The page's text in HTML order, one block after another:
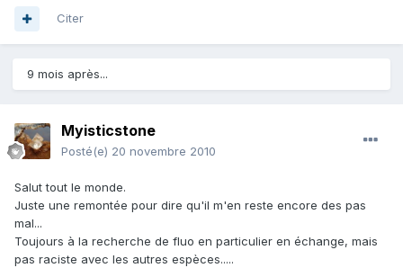
Citer
9 mois après...
Myisticstone
Posté(e) 20 novembre 2010
Salut tout le monde.
Juste une remontée pour dire qu'il m'en reste encore des pas
mal...
Toujours à la recherche de fluo en particulier en échange, mais
pas raciste avec les autres espèces.....